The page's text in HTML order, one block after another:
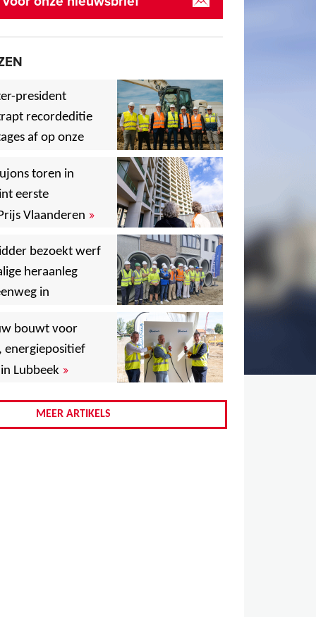
president
recordeditie
af op onze
,
,
toren in
eerste
Vlaanderen »
, ,
,
bezoekt werf
heraanleg
in
,
bouwt voor
energiepositief
Lubbeek »
MEER ARTIKELS